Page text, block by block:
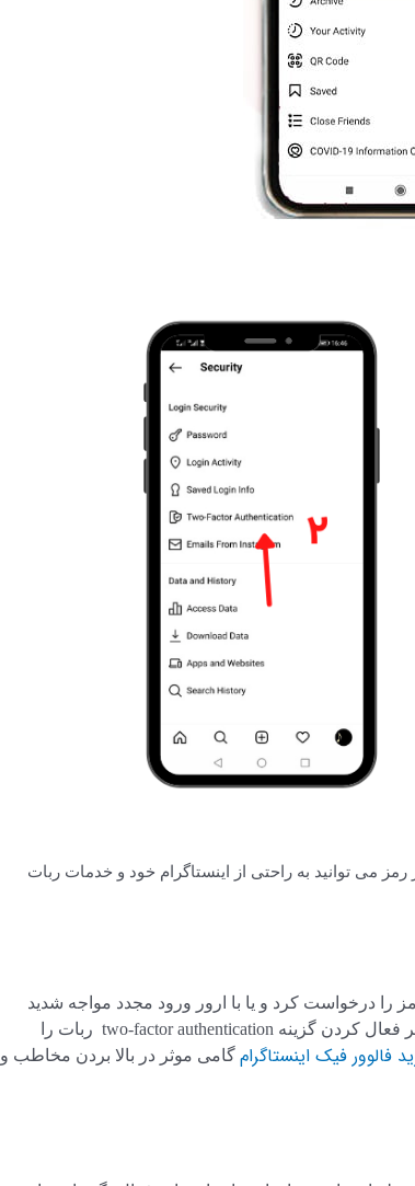
رمز می توانید به راحتی از اینستاگرام خود و خدمات ربات
را درخواست کرد و یا با ارور ورود مجدد مواجه شدید
ربات را روشن نگه داشته و مراحل فوق را انجام دهید. بعد از غیر فعال کردن گزینه two-factor authentication ربات را
فالوور فیک اینستاگرام گامی موثر در بالا بردن مخاطب و